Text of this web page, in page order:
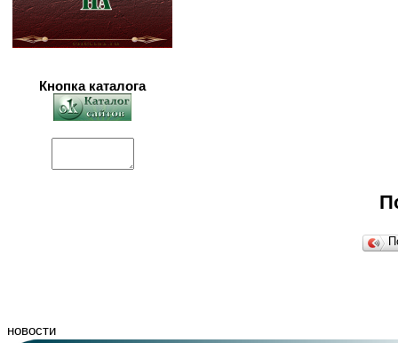
Кнопка каталога
новости